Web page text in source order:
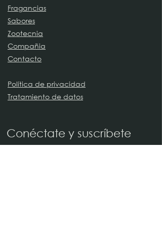
Fragancias
Sabores
Zootecnia
Compañia
Contacto
Política de privacidad
Tratamiento de datos
Conéctate y suscríbete